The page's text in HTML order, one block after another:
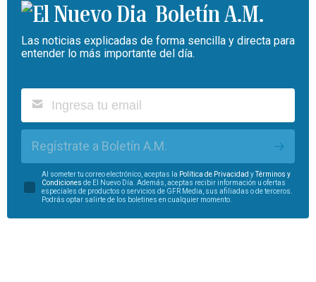
Boletín A.M.
Las noticias explicadas de forma sencilla y directa para
entender lo más importante del día.
Regístrate a Boletín A.M.
Al someter tu correo electrónico, aceptas la Política de Privacidad yTérminos y
Condiciones de El Nuevo Día. Además, aceptas recibir información u ofertas
especiales de productos o servicios de GFR Media, sus afiliadas o de terceros.
Podrás optar salirte de los boletines en cualquier momento.